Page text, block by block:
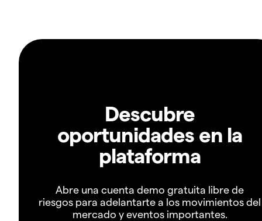
Descubre
oportunidades en la
plataforma
Abre una cuenta demo gratuita libre de
riesgos para adelantarte a los movimientos del
mercado y eventos importantes.